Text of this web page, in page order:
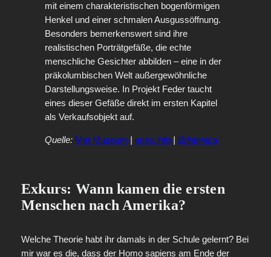
mit einem charakteristischen bogenförmigen
Henkel und einer schmalen Ausgussöffnung.
Besonders bemerkenswert sind ihre
realistischen Porträtgefäße, die echte
menschliche Gesichter abbilden – eine in der
präkolumbischen Welt außergewöhnliche
Darstellungsweise. In Projekt Feder taucht
eines dieser Gefäße direkt im ersten Kapitel
als Verkaufsobjekt auf.
Quelle: Met Museum | enso.info| Britannica
Exkurs: Wann kamen die ersten
Menschen nach Amerika?
Welche Theorie habt ihr damals in der Schule gelernt? Bei
mir war es die, dass der Homo sapiens am Ende der